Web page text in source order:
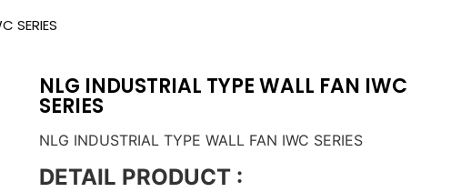
SERIES
NLG INDUSTRIAL TYPE WALL FAN IWC
SERIES
NLG INDUSTRIAL TYPE WALL FAN IWC SERIES
DETAIL PRODUCT :